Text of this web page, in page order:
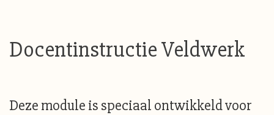
Docentinstructie Veldwerk
Deze module is speciaal ontwikkeld voor